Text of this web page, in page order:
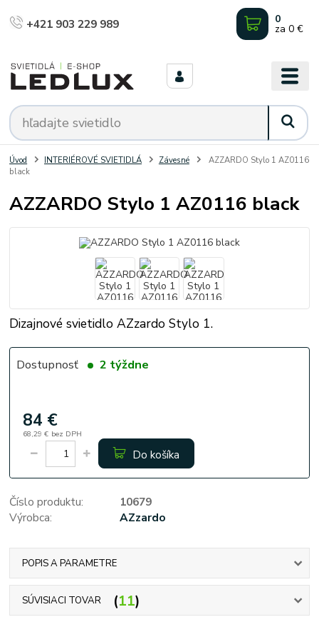
+421 903 229 989 0
za 0 €
Úvod INTERIÉROVÉ SVIETIDLÁ Závesné
AZZARDO Stylo 1 AZ0116
black
AZZARDO Stylo 1 AZ0116 black
Dizajnové svietidlo AZzardo Stylo 1.
Dostupnosť 2 týždne
84 €
68,29 € bez DPH
Do košíka
Číslo produktu:
10679
Výrobca:
AZzardo
POPIS A PARAMETRE
SÚVISIACI TOVAR 11